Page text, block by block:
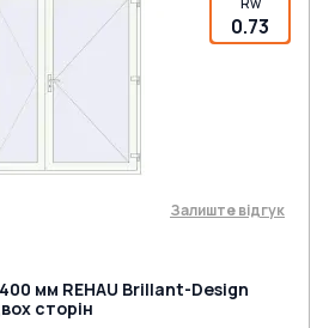
0.73
Залиште відгук
мм REHAU Brillant-Design
сторін